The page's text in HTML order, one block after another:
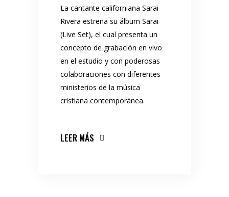
La cantante californiana Sarai
Rivera estrena su álbum Sarai
(Live Set), el cual presenta un
concepto de grabación en vivo
en el estudio y con poderosas
colaboraciones con diferentes
ministerios de la música
cristiana contemporánea.
LEER MÁS